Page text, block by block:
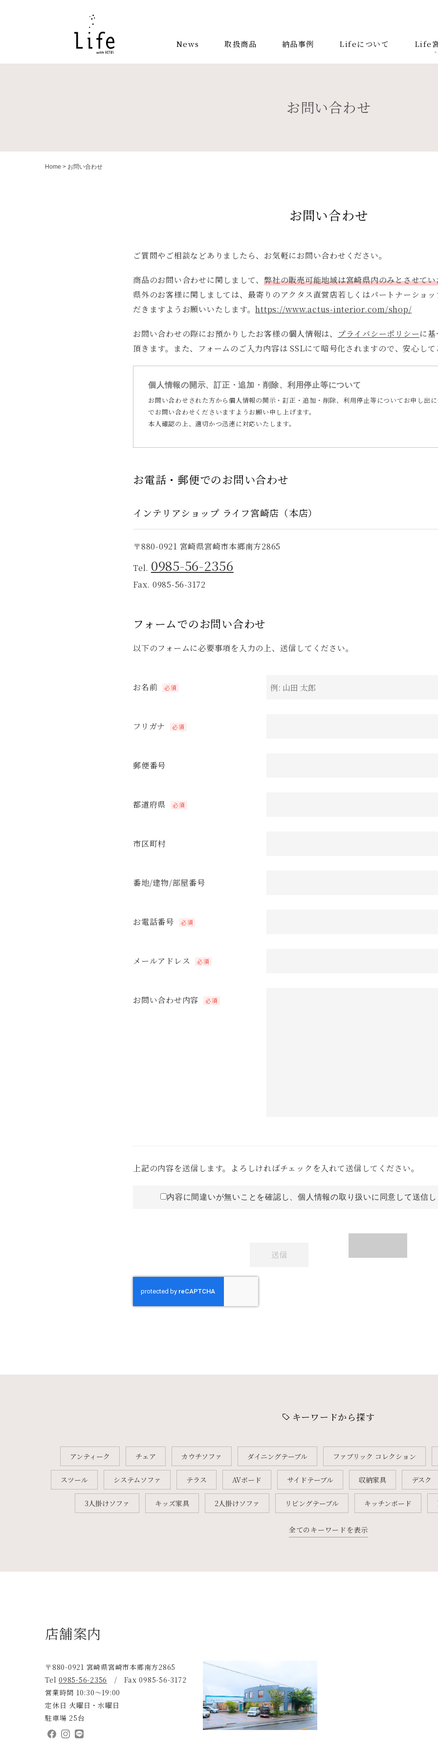
News 取扱商品 納品事例 Lifeについて Life
アンティーク チェア カウチソファ ダ
照明 コンソールデスク
カーテン
全てのキーワー
お問い合わせ
Home > お問い合わせ
お問い合わせ
ご質問やご相談などありましたら、お気軽にお問い合わせください。
商品のお問い合わせに関しまして、 弊社の販売可能地域は宮崎県内のみとさせて
県外のお客様に関しましては、最寄りのアクタス直営店若しくはパートナーショ
だきますようお願いいたします。https://www.actus-interior.com/shop/
お問い合わせの際にお預かりしたお客様の個人情報は、 プライバシーポリシーに
頂きます。また、フォームのご入力内容は SSLにて暗号化されますので、安心し
個人情報の開示、訂正・追加・削除、利用停止等について
お問い合わせされた方から個人情報の開示・訂正・追加・削除、利用停止等についてお申し出
でお問い合わせくださいますようお願い申し上げます。
本人確認の上、適切かつ迅速に対応いたします。
お電話・郵便でのお問い合わせ
インテリアショップ ライフ宮崎店（本店）
〒880-0921 宮崎県宮崎市本郷南方2865
Tel. 0985-56-2356
Fax. 0985-56-3172
フォームでのお問い合わせ
以下のフォームに必要事項を入力の上、送信してください。
お名前 必須
フリガナ 必須
郵便番号
都道府県 必須
市区町村
番地/建物/部屋番号
お電話番号 必須
メールアドレス 必須
お問い合わせ内容 必須
上記の内容を送信します。よろしければチェックを入れて送信してください。
内容に間違いが無いことを確認し、個人情報の取り扱いに同意して送信
キーワードから探す
アンティーク チェア カウチソファ ダイニングテーブル ファブリック コレクション
スツール システムソファ テラス AVボード サイドテーブル 収納家具 デスク
3人掛けソファ キッズ家具 2人掛けソファ リビングテーブル キッチンボード
全てのキーワードを表示
店舗案内
〒880-0921 宮崎県宮崎市本郷南方2865
Tel 0985-56-2356 / Fax 0985-56-3172
営業時間 10:30～19:00
定休日 火曜日・水曜日
駐車場 25台